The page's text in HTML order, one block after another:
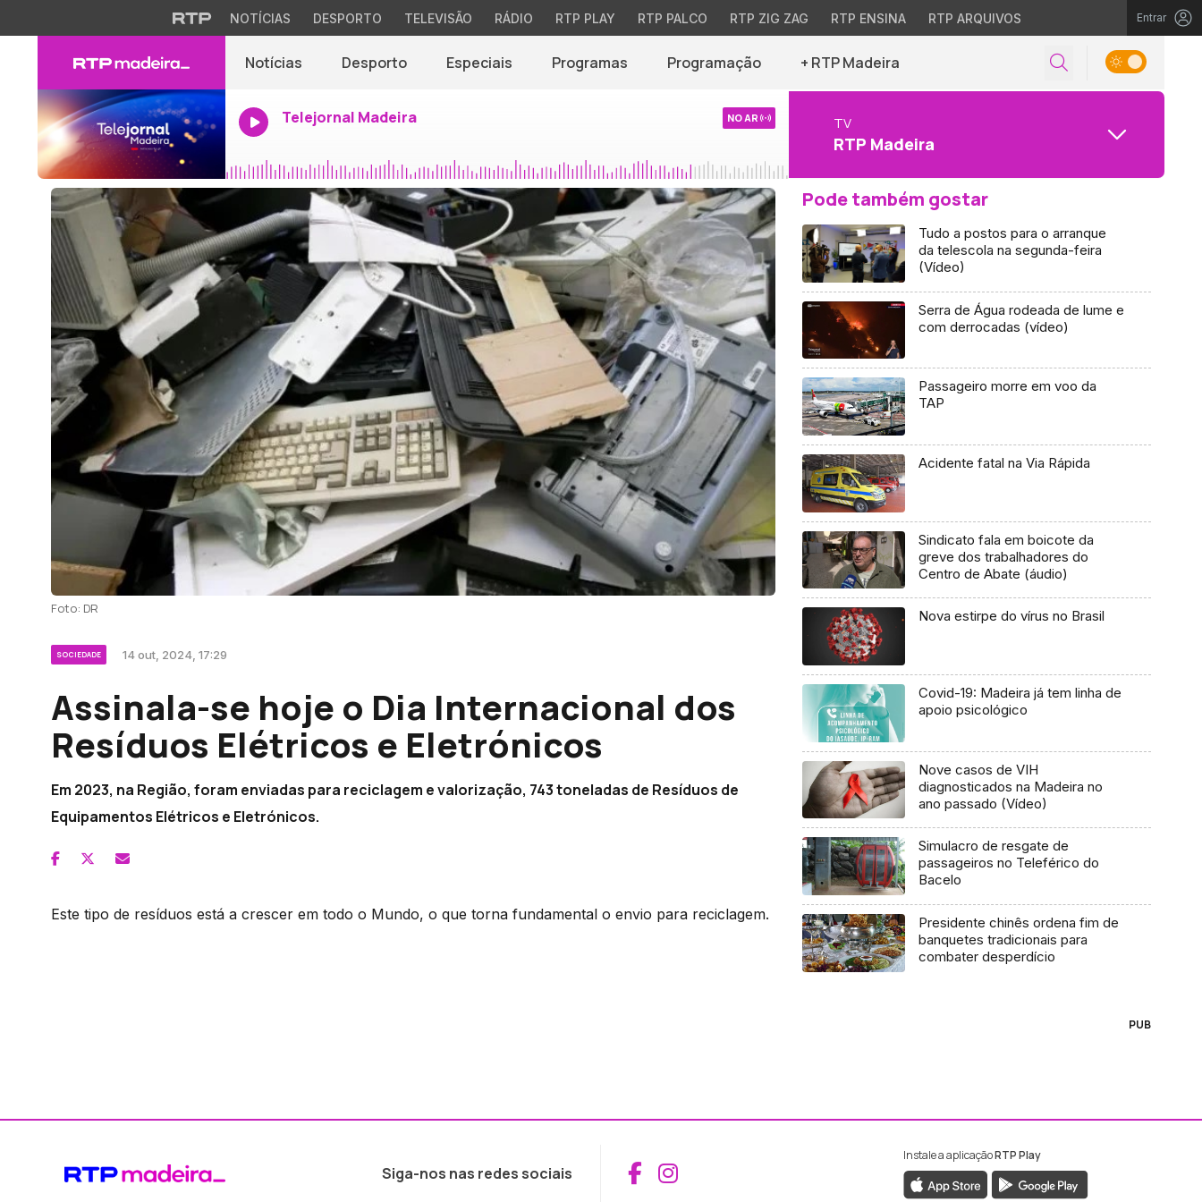
NOTÍCIAS DESPORTO TELEVISÃO RÁDIO RTP PLAY RTP PALCO RTP ZIG ZAG RTP ENSINA RTP ARQUIVOS Entrar
Notícias Desporto Especiais Programas Programação + RTP Madeira
Telejornal Madeira NO AR TV
RTP Madeira
Foto: DR
SOCIEDADE 14 out, 2024, 17:29
Assinala-se hoje o Dia Internacional dos
Resíduos Elétricos e Eletrónicos
Em 2023, na Região, foram enviadas para reciclagem e valorização, 743 toneladas de Resíduos de
Equipamentos Elétricos e Eletrónicos.
Este tipo de resíduos está a crescer em todo o Mundo, o que torna fundamental o envio para reciclagem.
Pode também gostar
Tudo a postos para o arranque
da telescola na segunda-feira
(Vídeo)
Serra de Água rodeada de lume e
com derrocadas (vídeo)
Passageiro morre em voo da
TAP
Acidente fatal na Via Rápida
Sindicato fala em boicote da
greve dos trabalhadores do
Centro de Abate (áudio)
Nova estirpe do vírus no Brasil
Covid-19: Madeira já tem linha de
apoio psicológico
Nove casos de VIH
diagnosticados na Madeira no
ano passado (Vídeo)
Simulacro de resgate de
passageiros no Teleférico do
Bacelo
Presidente chinês ordena fim de
banquetes tradicionais para
combater desperdício
PUB
Siga-nos nas redes sociais Aceder ao Facebook da RTP Madeira
Aceder ao Instagram da RTP Madeira
Instale a aplicaçãoRTP Play